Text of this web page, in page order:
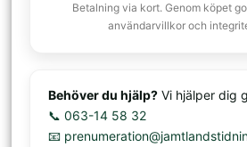
Betalning via kort. Genom köpet
användarvillkor och
Behöver du hjälp? Vi hjälper dig
📞 063-14 58 32
📧